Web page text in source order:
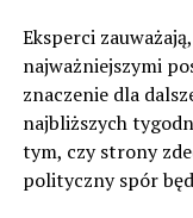
Eksperci
najważniejszymi
znaczenie dla
najbliższych
tym, czy strony
polityczny spór